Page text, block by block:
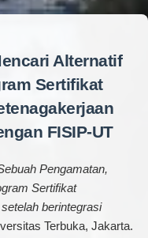
Alternatif
Sertifikat
FISIP-UT
Pengamatan,
Sertifikat
berintegrasi
Terbuka, Jakarta.